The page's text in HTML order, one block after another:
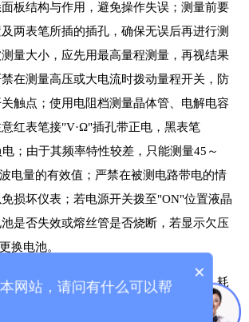
板结构与作用，避免操作失误；测量前要
两表笔所插的插孔，确保无误后再进行测
量大小，应先用最高量程测量，再视结果
在测量高压或大电流时拨动量程开关，防
触点；使用电阻档测量晶体管、电解电容
红表笔接"V·Ω"插孔带正电，黑表笔
；由于其频率特性较差，只能测量45～
电量的有效值；严禁在被测电路带电的情
损坏仪表；若电源开关拨至"ON"位置液晶
是否失效或熔丝管是否烧断，若显示欠压
换电池。
学仪器有限公司专注于提供实验仪器、耗
维保整体解决方案，涵盖Thermofisher、
×
网站，请问有什么可以帮